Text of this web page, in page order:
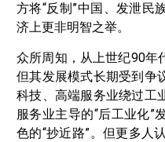
方将“反制”中国、发泄民
济上更非明智之举。
众所周知，从上世纪90年
但其发展模式长期受到争
科技、高端服务业绕过工
服务业主导的“后工业化”
色的“抄近路”。但更多人